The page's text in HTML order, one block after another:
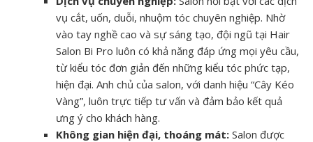
vụ cắt, uốn, duỗi, nhuộm tóc chuyên nghiệp. Nhờ
vào tay nghề cao và sự sáng tạo, đội ngũ tại Hair
Salon Bi Pro luôn có khả năng đáp ứng mọi yêu cầu,
từ kiểu tóc đơn giản đến những kiểu tóc phức tạp,
hiện đại. Anh chủ của salon, với danh hiệu “Cây Kéo
Vàng”, luôn trực tiếp tư vấn và đảm bảo kết quả
ưng ý cho khách hàng.
Không gian hiện đại, thoáng mát: Salon được